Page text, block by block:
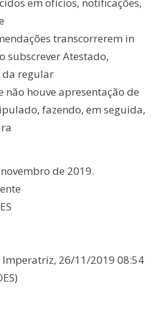
em ofícios, notificações,
transcorrerem in
subscrever Atestado,
da regular
não houve apresentação de
fazendo, em seguida,
de 2019.
26/11/2019 08:54